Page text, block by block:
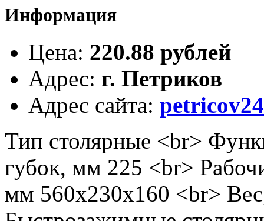
Информация
Цена: 220.88 рублей
Адрес: г. Петриков
Адрес сайта:
Тип столярные <br>
губок, мм 225 <br>
мм 560х230х160 <br>